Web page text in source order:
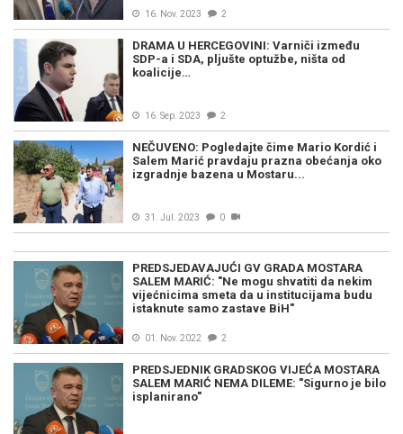
16. Nov. 2023 2
DRAMA U HERCEGOVINI: Varniči između
SDP-a i SDA, pljušte optužbe, ništa od
koalicije…
16. Sep. 2023 2
NEČUVENO: Pogledajte čime Mario Kordić i
Salem Marić pravdaju prazna obećanja oko
izgradnje bazena u Mostaru...
31. Jul. 2023 0
PREDSJEDAVAJUĆI GV GRADA MOSTARA
SALEM MARIĆ: "Ne mogu shvatiti da nekim
vijećnicima smeta da u institucijama budu
istaknute samo zastave BiH"
01. Nov. 2022 2
PREDSJEDNIK GRADSKOG VIJEĆA MOSTARA
SALEM MARIĆ NEMA DILEME: "Sigurno je bilo
isplanirano"